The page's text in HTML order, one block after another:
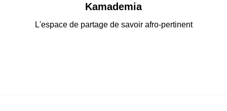
Kamademia
L'espace de partage de savoir afro-pertinent